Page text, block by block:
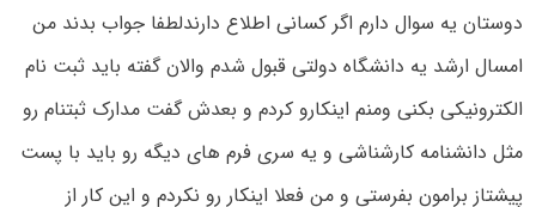
دوستان یه سوال دارم اگر کسانی اطلاع دارندلطفا جواب بدند من
امسال ارشد یه دانشگاه دولتی قبول شدم والان گفته باید ثبت نام
الکترونیکی بکنی ومنم اینکارو کردم و بعدش گفت مدارک ثبتنام رو
مثل دانشنامه کارشناشی و یه سری فرم های دیگه رو باید با پست
پیشتاز برامون بفرستی و من فعلا اینکار رو نکردم و این کار از